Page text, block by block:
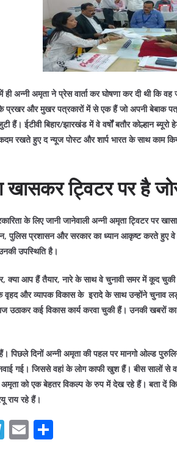
अन्नी अमृता ने प्रेस वार्ता कर घोषणा कर दी थी कि
और मुखर पत्रकारों में से एक हैं जो अपनी बेबाक
हैं। ईटीवी बिहार/झारखंड में वे वर्षों बतौर कोल्हान
कदम रखते हुए द न्यूज पोस्ट और शार्प भारत के साथ
खासकर ट्विटर पर है
के लिए जानी जानेवाली अन्नी अमृता ट्विटर पर
पुलिस प्रशासन और सरकार का ध्यान आकृष्ट करते हुए वे
उपस्थिति है।
क्या आप हैं तैयार, नारे के साथ वे चुनावी समर में कूद चुकी
वृहद और व्यापक विकास के इरादे के साथ उन्होंने चुनाव
उठाकर कई विकास कार्य करवा चुकी हैं। उनकी खबरों
पिछले दिनों अन्नी अमृता की पहल पर मानगो ओल्ड
गई। जिससे वहां के लोग काफी खुश हैं। बीस सालों से
को एक बेहतर विकल्प के रुप में देख रहे हैं। बता दें कि
राय रहे हैं।
T E